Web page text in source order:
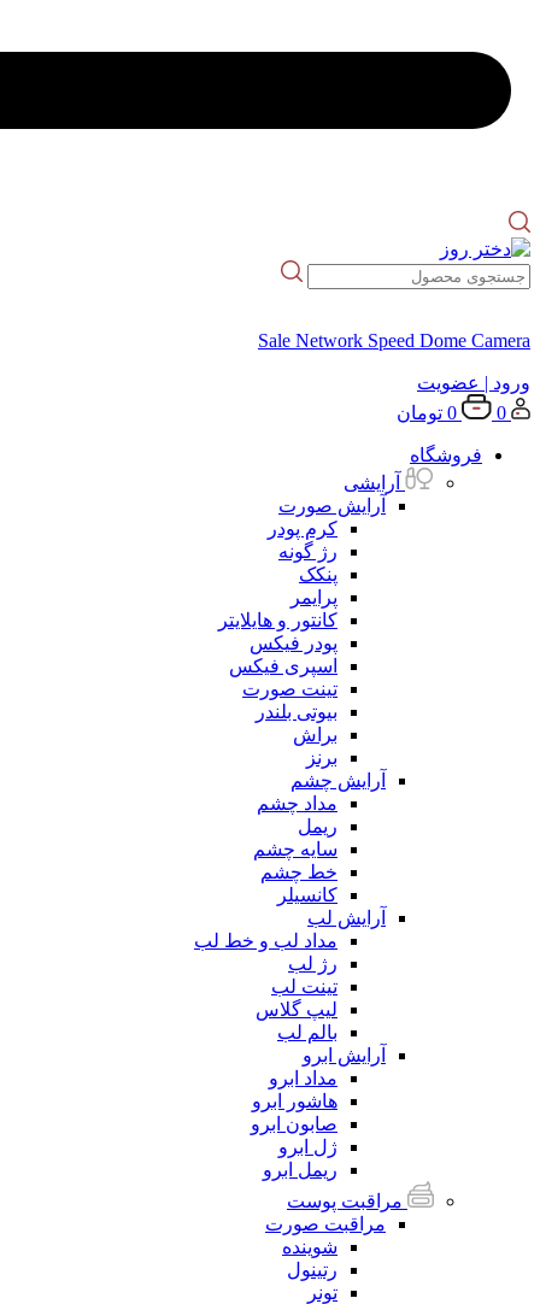
Sale Network Speed Dome Camera
ورود | عضویت
0
0 تومان
فروشگاه
آرایشی
آرایش صورت
کرم پودر
رژ گونه
پنکک
پرایمر
کانتور و هایلایتر
پودر فیکس
اسپری فیکس
تینت صورت
بیوتی بلندر
براش
برنز
آرایش چشم
مداد چشم
ریمل
سایه چشم
خط چشم
کانسیلر
آرایش لب
مداد لب و خط لب
رژ لب
تینت لب
لیپ گلاس
بالم لب
آرایش ابرو
مداد ابرو
هاشور ابرو
صابون ابرو
ژل ابرو
ریمل ابرو
مراقبت پوست
مراقبت صورت
شوینده
رتینول
تونر